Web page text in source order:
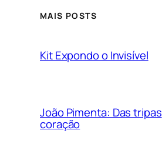
MAIS POSTS
Kit Expondo o Invisível
João Pimenta: Das tripas
coração